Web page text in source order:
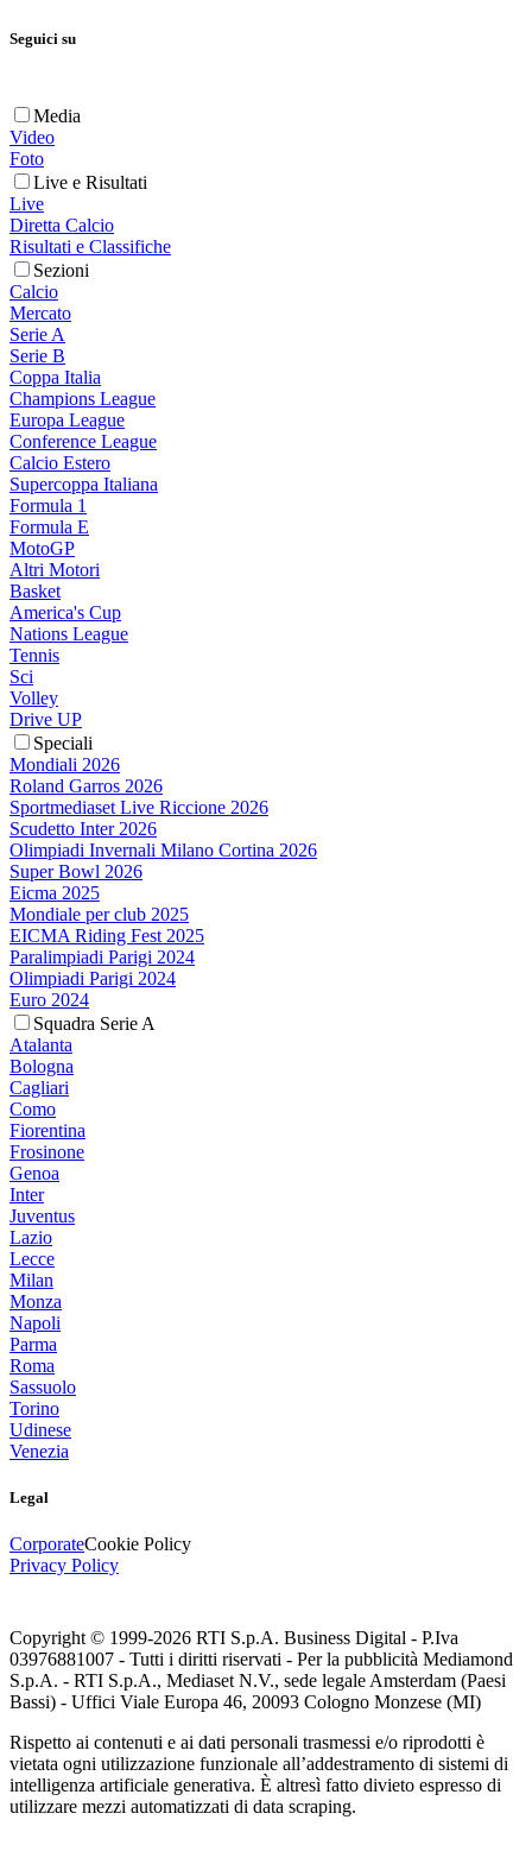
Seguici su
Media
Video
Foto
Live e Risultati
Live
Diretta Calcio
Risultati e Classifiche
Sezioni
Calcio
Mercato
Serie A
Serie B
Coppa Italia
Champions League
Europa League
Conference League
Calcio Estero
Supercoppa Italiana
Formula 1
Formula E
MotoGP
Altri Motori
Basket
America's Cup
Nations League
Tennis
Sci
Volley
Drive UP
Speciali
Mondiali 2026
Roland Garros 2026
Sportmediaset Live Riccione 2026
Scudetto Inter 2026
Olimpiadi Invernali Milano Cortina 2026
Super Bowl 2026
Eicma 2025
Mondiale per club 2025
EICMA Riding Fest 2025
Paralimpiadi Parigi 2024
Olimpiadi Parigi 2024
Euro 2024
Squadra Serie A
Atalanta
Bologna
Cagliari
Como
Fiorentina
Frosinone
Genoa
Inter
Juventus
Lazio
Lecce
Milan
Monza
Napoli
Parma
Roma
Sassuolo
Torino
Udinese
Venezia
Legal
CorporateCookie Policy
Privacy Policy
Copyright © 1999-2026 RTI S.p.A. Business Digital - P.Iva
03976881007 - Tutti i diritti riservati - Per la pubblicità Mediamond
S.p.A. - RTI S.p.A., Mediaset N.V., sede legale Amsterdam (Paesi
Bassi) - Uffici Viale Europa 46, 20093 Cologno Monzese (MI)
Rispetto ai contenuti e ai dati personali trasmessi e/o riprodotti è
vietata ogni utilizzazione funzionale all’addestramento di sistemi di
intelligenza artificiale generativa. È altresì fatto divieto espresso di
utilizzare mezzi automatizzati di data scraping.